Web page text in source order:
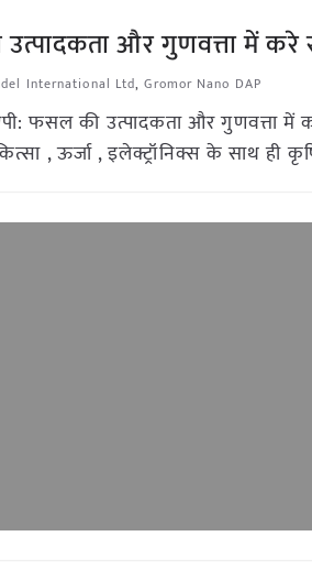
उत्पादकता और गुणवत्ता में करे
International Ltd,Gromor Nano DAP
फसल की उत्पादकता और
, ऊर्जा , इलेक्ट्रॉनिक्स के साथ ही